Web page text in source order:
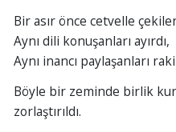
Bir asır önce cetvelle
Aynı dili konuşanları ayırdı,
Aynı inancı paylaşanları
Böyle bir zeminde birlik
zorlaştırıldı.